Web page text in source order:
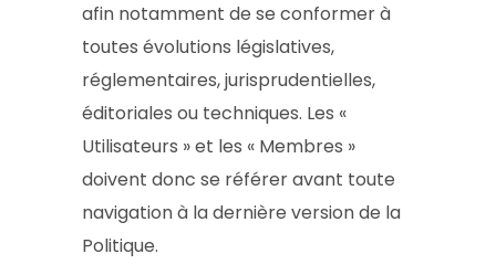
afin notamment de se conformer à
toutes évolutions législatives,
réglementaires, jurisprudentielles,
éditoriales ou techniques. Les «
Utilisateurs » et les « Membres »
doivent donc se référer avant toute
navigation à la dernière version de la
Politique.